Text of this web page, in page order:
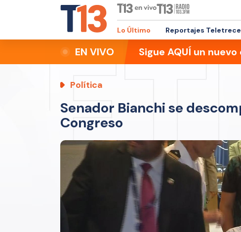
Lo Último Reportajes Teletrece
EN VIVO Sigue AQUÍ un
Política
Senador Bianchi se
Congreso